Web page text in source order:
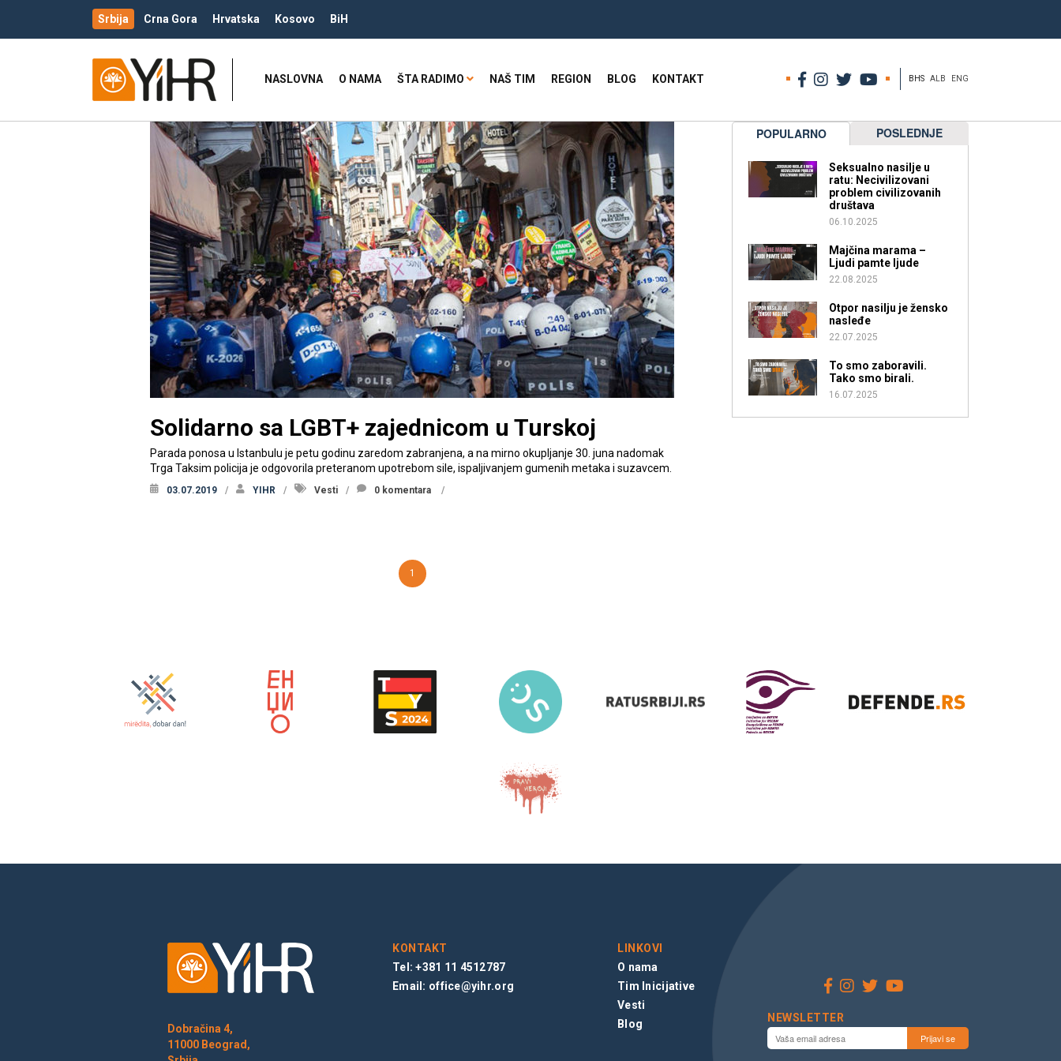
Srbija Crna Gora Hrvatska Kosovo BiH
NASLOVNA O NAMA ŠTA RADIMO NAŠ TIM REGION BLOG KONTAKT BHS ALB ENG
Solidarno sa LGBT+ zajednicom u Turskoj
Parada ponosa u Istanbulu je petu godinu zaredom zabranjena, a na mirno okupljanje 30. juna nadomak
Trga Taksim policija je odgovorila preteranom upotrebom sile, ispaljivanjem gumenih metaka i suzavcem.
03.07.2019 YIHR Vesti 0 komentara
1
POPULARNO POSLEDNJE
Seksualno nasilje u
ratu: Necivilizovani
problem civilizovanih
društava
06.10.2025
Majčina marama –
Ljudi pamte ljude
22.08.2025
Otpor nasilju je žensko
nasleđe
22.07.2025
To smo zaboravili.
Tako smo birali.
16.07.2025
Dobračina 4,
11000 Beograd,
KONTAKT
Tel: +381 11 4512787
Email: office@yihr.org
LINKOVI
O nama
Tim Inicijative
Vesti
Blog
NEWSLETTER